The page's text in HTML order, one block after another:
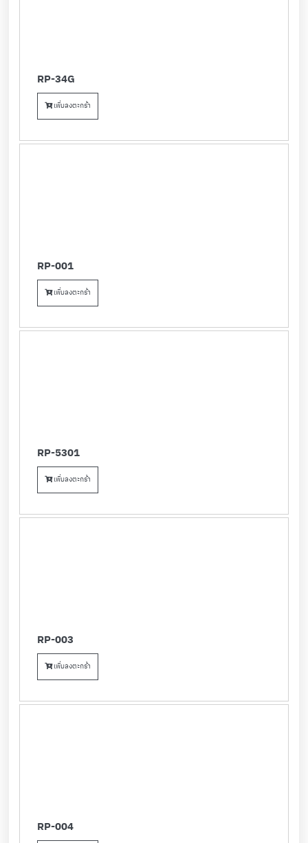
RP-34G
เพิ่มลงตะกร้า
RP-001
เพิ่มลงตะกร้า
RP-5301
เพิ่มลงตะกร้า
RP-003
เพิ่มลงตะกร้า
RP-004